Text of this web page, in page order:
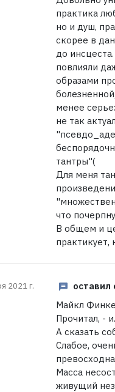
практика
но и душ,
скорее в
до
повлияли
образами
менее
не так
тантры"(
Для меня
что
В общем и
практикует,
2021 г. оставил
Майкл
Прочитал, -
А сказать
Слабое,
Масса
живущий